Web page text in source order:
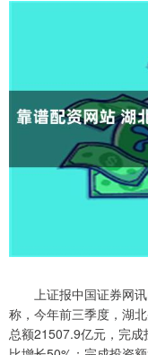
上证报中国证券网讯(
称，今年前三季度，湖
总额21507.9亿元，完